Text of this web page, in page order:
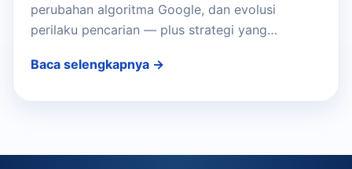
perubahan algoritma Google, dan evolusi
perilaku pencarian — plus strategi yang…
Baca selengkapnya →